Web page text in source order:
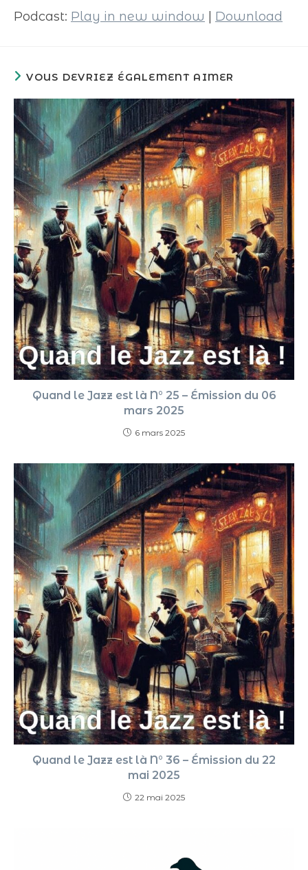
Podcast: Play in new window Download
VOUS DEVRIEZ ÉGALEMENT AIMER
Quand le Jazz est là N° 25 – Émission du 06
mars 2025
6 mars 2025
Quand le Jazz est là N° 36 – Émission du 22
mai 2025
22 mai 2025